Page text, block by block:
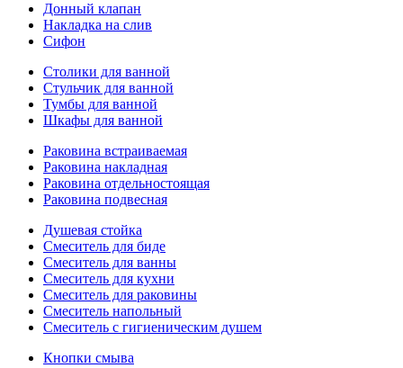
Донный клапан
Накладка на слив
Сифон
Столики для ванной
Стульчик для ванной
Тумбы для ванной
Шкафы для ванной
Раковина встраиваемая
Раковина накладная
Раковина отдельностоящая
Раковина подвесная
Душевая стойка
Смеситель для биде
Смеситель для ванны
Смеситель для кухни
Смеситель для раковины
Смеситель напольный
Смеситель с гигиеническим душем
Кнопки смыва